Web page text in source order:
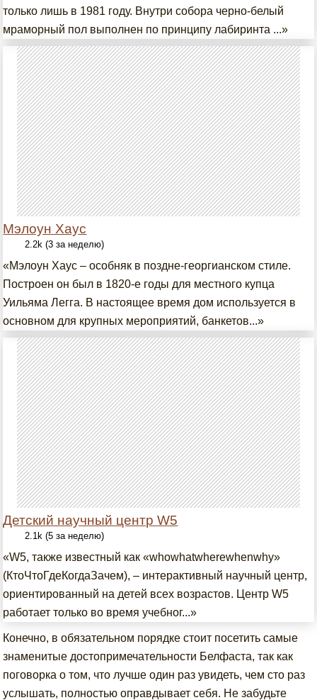
только лишь в 1981 году. Внутри собора черно-белый
мраморный пол выполнен по принципу лабиринта ...»
Мэлоун Хаус
2.2k (3 за неделю)
«Мэлоун Хаус – особняк в поздне-георгианском стиле.
Построен он был в 1820-е годы для местного купца
Уильяма Легга. В настоящее время дом используется в
основном для крупных мероприятий, банкетов...»
Детский научный центр W5
2.1k (5 за неделю)
«W5, также известный как «whowhatwherewhenwhy»
(КтоЧтоГдеКогдаЗачем), – интерактивный научный центр,
ориентированный на детей всех возрастов. Центр W5
работает только во время учебног...»
Конечно, в обязательном порядке стоит посетить самые
знаменитые достопримечательности Белфаста, так как
поговорка о том, что лучше один раз увидеть, чем сто раз
услышать, полностью оправдывает себя. Не забудьте